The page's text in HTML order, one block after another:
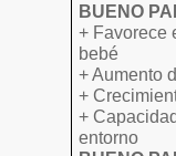
BUENO
+ Favorece
bebé
+ Aumento
+
+
entorno